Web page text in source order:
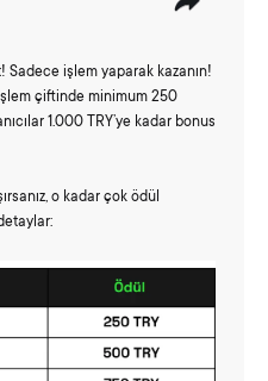
Sadece işlem yaparak kazanın!
çiftinde minimum 250
1.000 TRY’ye kadar bonus
o kadar çok ödül